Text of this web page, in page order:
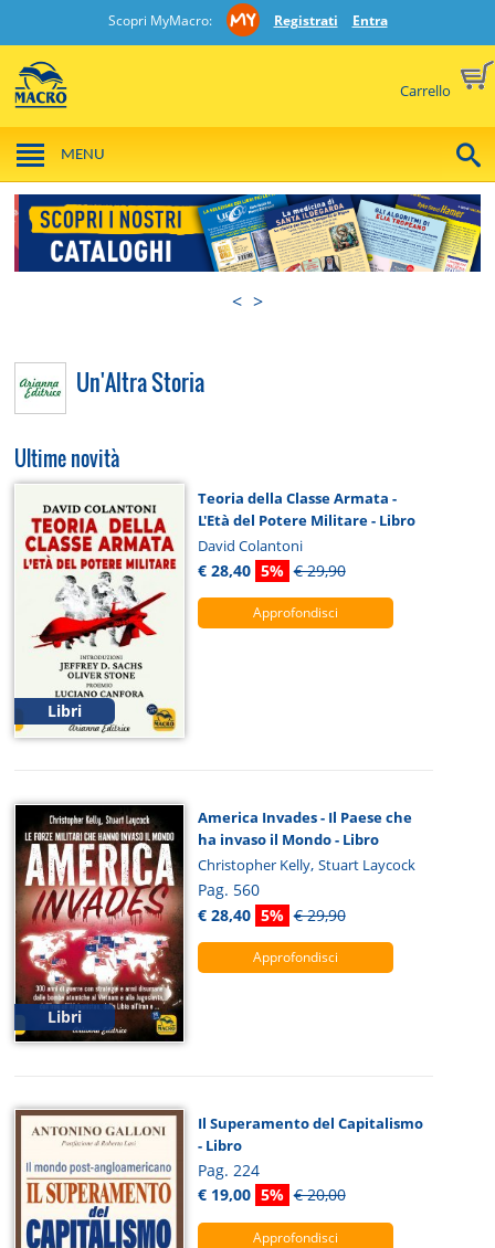
Scopri MyMacro: Registrati Entra
Carrello
MENU
< >
Un'Altra Storia
Ultime novità
Libri
Teoria della Classe Armata -
L'Età del Potere Militare - Libro
David Colantoni
€ 28,40 5% € 29,90
Approfondisci
Libri
America Invades - Il Paese che
ha invaso il Mondo - Libro
Christopher Kelly, Stuart Laycock
Pag. 560
€ 28,40 5% € 29,90
Approfondisci
Il Superamento del Capitalismo
- Libro
Pag. 224
€ 19,00 5% € 20,00
Approfondisci